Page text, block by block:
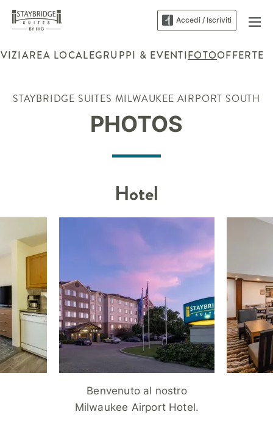
Accedi / Iscriviti
AREA LOCALEGRUPPI & EVENTIFOTOOFFERTE
STAYBRIDGE SUITES MILWAUKEE AIRPORT SOUTH
PHOTOS
Hotel
Benvenuto al nostro
Milwaukee Airport Hotel.